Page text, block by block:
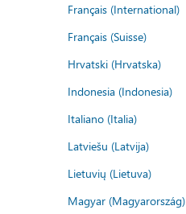
Français (International)
Français (Suisse)
Hrvatski (Hrvatska)
Indonesia (Indonesia)
Italiano (Italia)
Latviešu (Latvija)
Lietuvių (Lietuva)
Magyar (Magyarország)